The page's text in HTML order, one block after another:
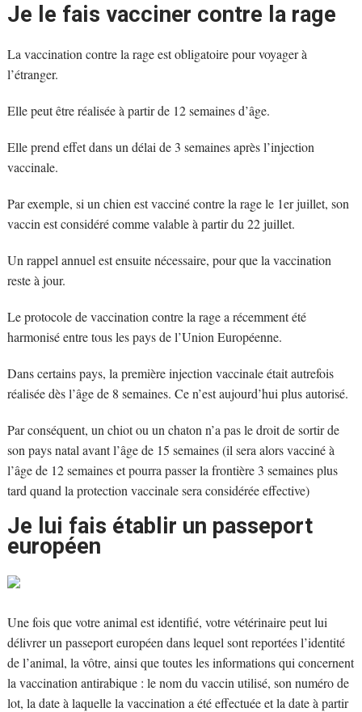
Je le fais vacciner contre la rage
La vaccination contre la rage est obligatoire pour voyager à
l’étranger.
Elle peut être réalisée à partir de 12 semaines d’âge.
Elle prend effet dans un délai de 3 semaines après l’injection
vaccinale.
Par exemple, si un chien est vacciné contre la rage le 1er juillet, son
vaccin est considéré comme valable à partir du 22 juillet.
Un rappel annuel est ensuite nécessaire, pour que la vaccination
reste à jour.
Le protocole de vaccination contre la rage a récemment été
harmonisé entre tous les pays de l’Union Européenne.
Dans certains pays, la première injection vaccinale était autrefois
réalisée dès l’âge de 8 semaines. Ce n’est aujourd’hui plus autorisé.
Par conséquent, un chiot ou un chaton n’a pas le droit de sortir de
son pays natal avant l’âge de 15 semaines (il sera alors vacciné à
l’âge de 12 semaines et pourra passer la frontière 3 semaines plus
tard quand la protection vaccinale sera considérée effective)
Je lui fais établir un passeport
européen
Une fois que votre animal est identifié, votre vétérinaire peut lui
délivrer un passeport européen dans lequel sont reportées l’identité
de l’animal, la vôtre, ainsi que toutes les informations qui concernent
la vaccination antirabique : le nom du vaccin utilisé, son numéro de
lot, la date à laquelle la vaccination a été effectuée et la date à partir